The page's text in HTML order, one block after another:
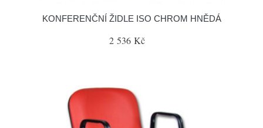
KONFERENČNÍ ŽIDLE ISO CHROM HNĚDÁ
2 536 Kč